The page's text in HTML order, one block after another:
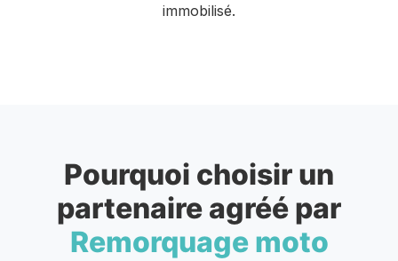
immobilisé.
Pourquoi choisir un
partenaire agréé par
Remorquage moto